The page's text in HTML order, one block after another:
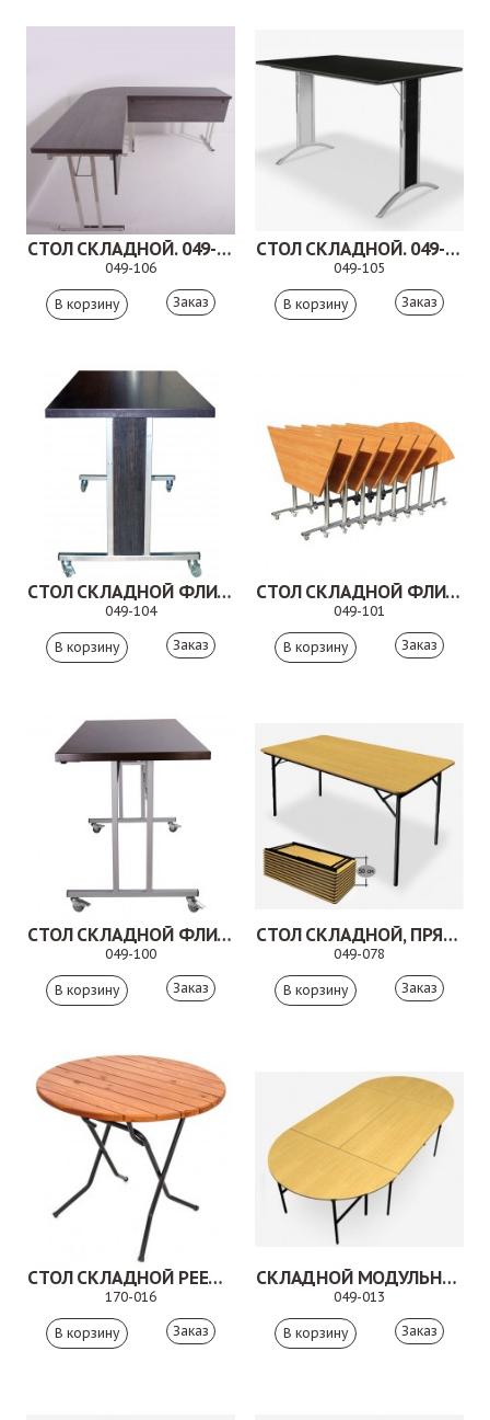
СТОЛ СКЛАДНОЙ. 049-106
049-106
Заказ
СТОЛ СКЛАДНОЙ. 049-105
049-105
Заказ
СТОЛ СКЛАДНОЙ ФЛИП-ТОП. 049-104
049-104
Заказ
СТОЛ СКЛАДНОЙ ФЛИП-ТОП
049-101
Заказ
СТОЛ СКЛАДНОЙ ФЛИП-ТОП. 049-100
049-100
Заказ
СТОЛ СКЛАДНОЙ, ПРЯМОУГОЛЬНЫЙ. 049-078
049-078
Заказ
СТОЛ СКЛАДНОЙ РЕЕЧНЫЙ. 170-016
170-016
Заказ
СКЛАДНОЙ МОДУЛЬНЫЙ СТОЛ. 049-013
049-013
Заказ